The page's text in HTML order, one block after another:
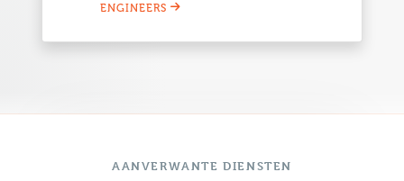
ENGINEERS
AANVERWANTE DIENSTEN